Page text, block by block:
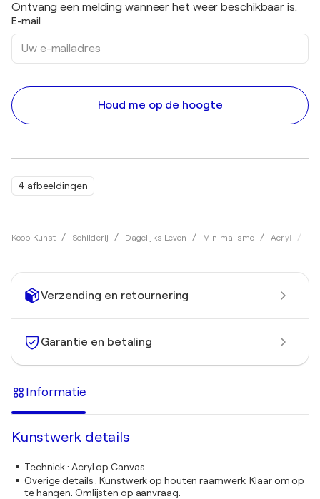
4 afbeeldingen
Koop Kunst Schilderij Dagelijks Leven Minimalisme Acryl
Ontvang een melding wanneer het weer beschikbaar is.
E-mail
Houd me op de hoogte
Verzending en retournering
Garantie en betaling
Informatie
Kunstwerk details
Techniek: Acryl op Canvas
Overige details:Kunstwerk op houten raamwerk. Klaar om op
te hangen. Omlijsten op aanvraag.